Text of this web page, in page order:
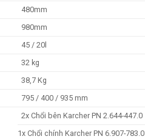
480mm
980mm
45 / 20l
32 kg
38,7 Kg
795 / 400 / 935 mm
2x Chổi bên Karcher PN 2.644-447.0
1x Chổi chính Karcher PN 6.907-783.0